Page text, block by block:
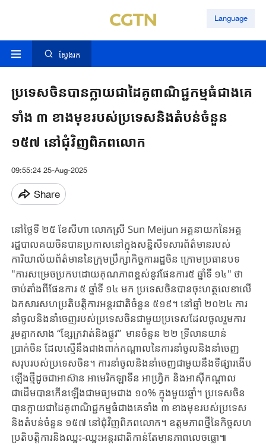
Language
ស្វែងរក
ប្រទេសចិនបានក្លាយជាដៃគូពាណិជ្ជកម្មធំជាងគេ
ទាំង ៣ ខាងមុខរបស់ប្រទេសនិងតំបន់ចំនួន
១៥៧ នៅជុំវិញពិភពលោក
09:55:24 25-Aug-2025
Share
នៅថ្ងៃទី ២៥ ខែសីហា លោកស្រី Sun Meijun អគ្គនាយកនៃអគ្គ
រដ្ឋបាលគយចិនបានប្រកាសនៅក្នុងសន្និសីទសារព័ត៌មានរបស់
ការិយាល័យព័ត៌មាននៃក្រុមប្រឹក្សាកិច្ចការរដ្ឋចិន ក្រោមប្រធានបទ
"ការសម្រេចប្រកបដោយគុណភាពខ្ពស់នូវផែនការ៥ ឆ្នាំទី ១៤" ថា
ចាប់តាំងពីផែនការ ៥ ឆ្នាំទី ១៤ មក ប្រទេសចិនបានចុះហត្ថលេខាលើ
ឯកសារ​សហប្រតិបត្តិការអន្តរជាតិចំនួន ៥១៩​។ នៅឆ្នាំ ២០២៤ ការ
នាំចូល​និងនាំចេញរបស់ប្រទេសចិនជាមួយប្រទេសដែលចូលរួមការ
រួមគ្នាកសាង “ខ្សែក្រវាត់​និងផ្លូវ” មានចំនួន ២២ ទ្រីលានយាន់
ប្រាក់ចិន ដែលស្មើនឹងជាងពាក់កណ្តាលនៃការនាំចូល​និងនាំចេញ
សរុបរបស់ប្រទេសចិន។ ការ​នាំ​ចូល​និង​​​នាំ​ចេញ​ជាមួយ​នឹង​ទីផ្សារងើប
ឡើងថ្មីដូច​ជា​អាស៊ាន អាមេរិក​ឡាទីន អាហ្រ្វិក និង​អាស៊ីកណ្តាល
ជាដើម​បាន​កើន​ឡើងជាមធ្យម​ជាង ១០% ក្នុងមួយឆ្នាំ។ ប្រទេសចិន
បានក្លាយជាដៃគូពាណិជ្ជកម្មធំជាងគេទាំង ៣ ខាងមុខរបស់ប្រទេស​​
និងតំបន់ចំនួន ១៥៧ នៅជុំវិញពិភពលោក។ ឧត្តមភាពថ្មីនៃកិច្ចសហ
ប្រតិបត្តិការ​និងឈ្នះ-ឈ្នះអន្តរជាតិ​កាន់តែមានភាពលេចធ្លោ៕